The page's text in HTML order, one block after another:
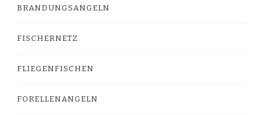
BRANDUNGSANGELN
FISCHERNETZ
FLIEGENFISCHEN
FORELLENANGELN